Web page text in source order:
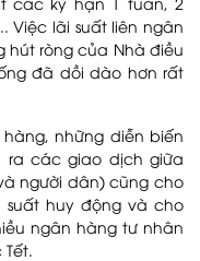
Việc lãi suất liên ngân
ròng của Nhà điều
đã dồi dào hơn rất
những diễn biến
ra các giao dịch giữa
người dân) cũng cho
huy động và cho
ngân hàng tư nhân